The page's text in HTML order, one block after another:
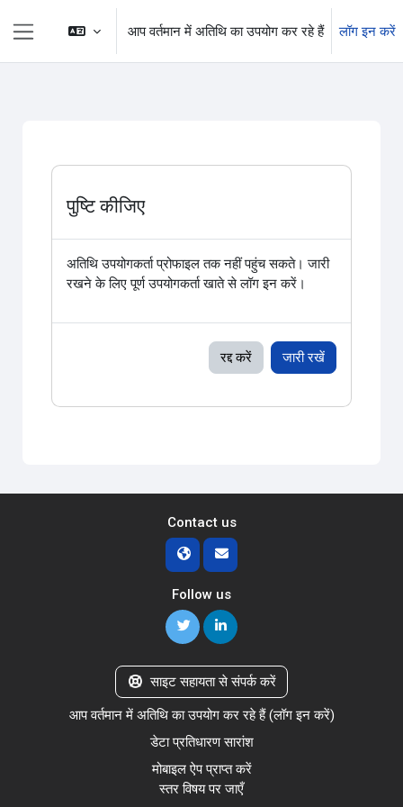
छोड़ कर मुख्य सामग्री पर जाएं
आप वर्तमान में अतिथि का उपयोग कर रहे हैं लॉग इन करें
पुष्टि कीजिए
अतिथि उपयोगकर्ता प्रोफाइल तक नहीं पहुंच सकते। जारी
रखने के लिए पूर्ण उपयोगकर्ता खाते से लॉग इन करें।
रद्द करें जारी रखें
Contact us
Follow us
साइट सहायता से संपर्क करें
आप वर्तमान में अतिथि का उपयोग कर रहे हैं (लॉग इन करें)
डेटा प्रतिधारण सारांश
मोबाइल ऐप प्राप्त करें
स्तर विषय पर जाएँ